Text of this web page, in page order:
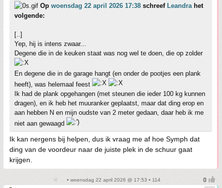
Op woensdag 22 april 2026 17:38 schreef Leandrahet
volgende:
[..]
Yep, hij is intens zwaar...
Degene die in de keuken staat was nog wel te doen, die op zolder
En degene die in de garage hangt (en onder de pootjes een plank
heeft), was helemaal feest
Ik had de plank opgehangen (met steunen die ieder 100 kg kunnen
dragen), en ik heb het muuranker geplaatst, maar dat ding erop en
aan hebben N en mijn oudste van 2 meter gedaan, daar heb ik me
niet aan gewaagd
Ik kan nergens bij helpen, dus ik vraag me af hoe Symph dat
ding van de voordeur naar de juiste plek in de schuur gaat
krijgen.
• woensdag 22 april 2026 @ 17:53 • 114